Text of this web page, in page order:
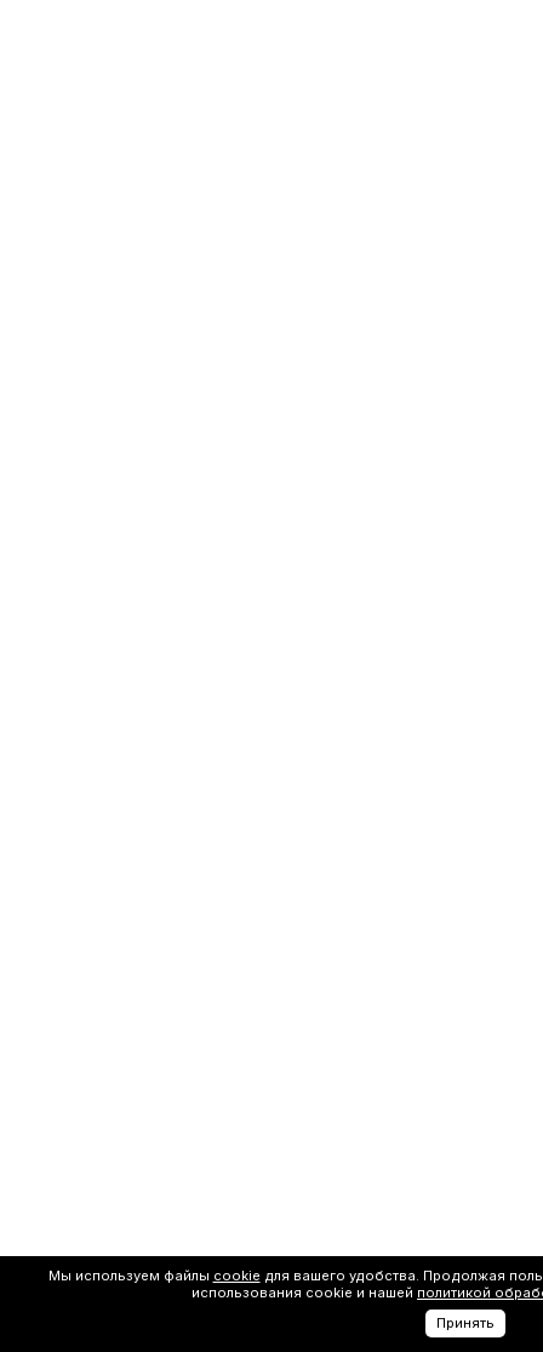
Мы используем файлы cookie для вашего удобства. Продолжая
использования cookie и нашей политикой
Принять